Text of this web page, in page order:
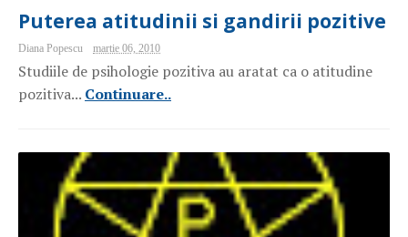
Puterea atitudinii si gandirii pozitive
Diana Popescu martie 06, 2010
Studiile de psihologie pozitiva au aratat ca o atitudine
pozitiva... Continuare..